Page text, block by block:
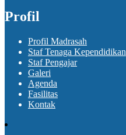
Profil
Profil Madrasah
Staf Tenaga Kependidikan
Staf Pengajar
Galeri
Agenda
Fasilitas
Kontak